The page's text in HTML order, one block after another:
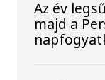
Az év
majd a